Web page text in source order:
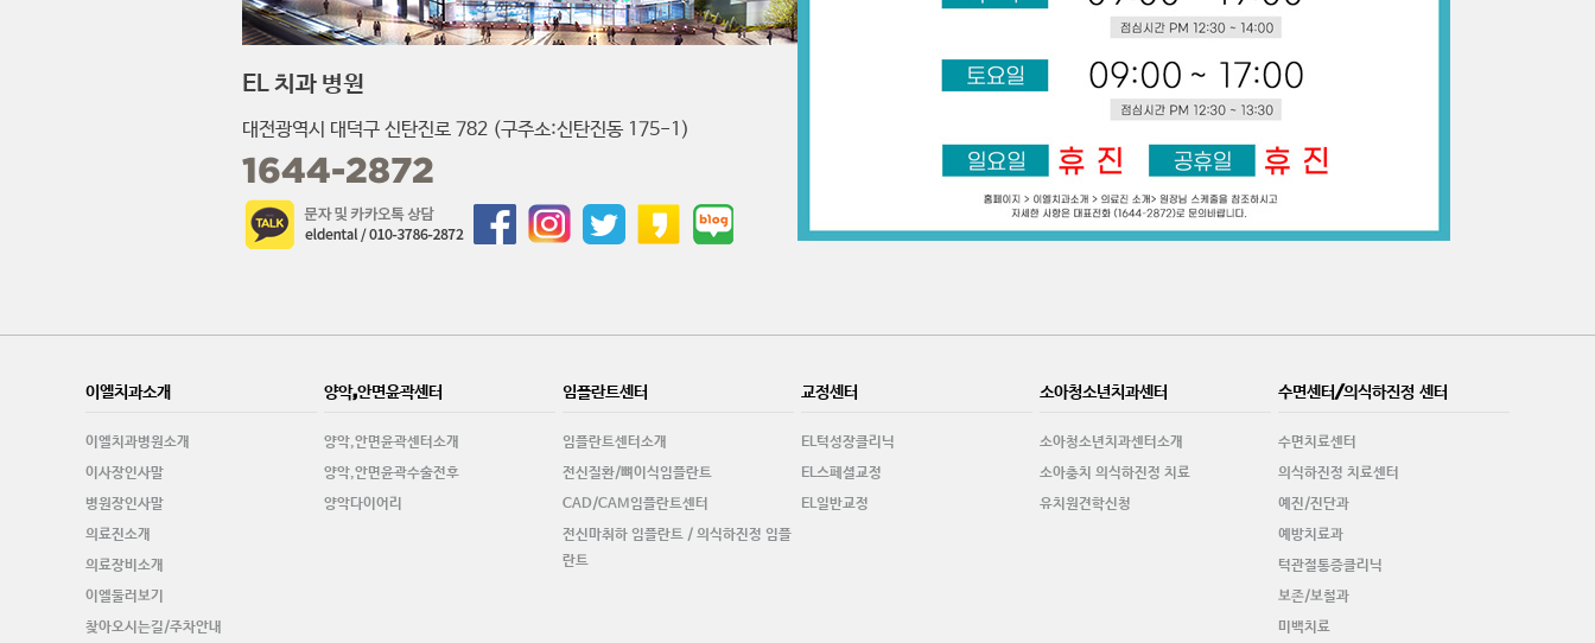
EL 치과 병원
대전광역시 대덕구 신탄진로 782 (구주소:신탄진동 175-1)
1644-2872
이엘치과소개
이엘치과병원소개
이사장인사말
병원장인사말
의료진소개
의료장비소개
이엘둘러보기
찾아오시는길/주차안내
양악,안면윤곽센터
양악,안면윤곽센터소개
양악,안면윤곽수술전후
양악다이어리
임플란트센터
임플란트센터소개
전신질환/뼈이식임플란트
CAD/CAM임플란트센터
전신마취하 임플란트 / 의식하진정 임플
란트
교정센터
EL턱성장클리닉
EL스페셜교정
EL일반교정
소아청소년치과센터
소아청소년치과센터소개
소아충치 의식하진정 치료
유치원견학신청
수면센터/의식하진정 센터
수면치료센터
의식하진정 치료센터
예진/진단과
예방치료과
턱관절통증클리닉
보존/보철과
미백치료